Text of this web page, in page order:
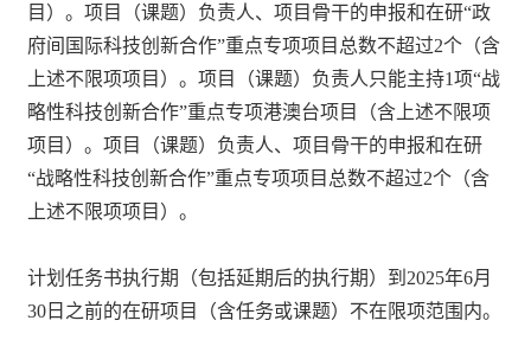
目）。项目（课题）负责人、项目骨干的申报和在研“政
府间国际科技创新合作”重点专项项目总数不超过2个（含
上述不限项项目）。项目（课题）负责人只能主持1项“战
略性科技创新合作”重点专项港澳台项目（含上述不限项
项目）。项目（课题）负责人、项目骨干的申报和在研
“战略性科技创新合作”重点专项项目总数不超过2个（含
上述不限项项目）。
计划任务书执行期（包括延期后的执行期）到2025年6月
30日之前的在研项目（含任务或课题）不在限项范围内。